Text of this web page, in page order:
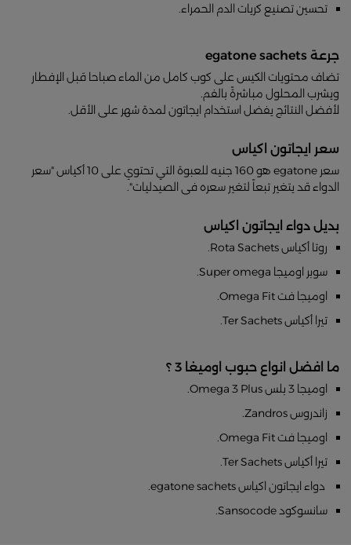
تحسين تصنيع كريات الدم الحمراء.
جرعة egatone sachets
تضاف محتويات الكيس على كوب كامل من الماء صباحا قبل الإفطار
ويشرب المحلول مباشرةً بالفم.
لأفضل النتائج يفضل استخدام ايجاتون لمدة شهر على الأقل.
سعر ايجاتون اكياس
سعر egatone هو 160 جنيه للعبوة التي تحتوي على 10 أكياس "سعر
الدواء قد يتغير تبعاً لتغير سعره فى الصيدليات".
بديل دواء ايجاتون اكياس
روتا أكياس Rota Sachets.
سوبر اوميجا Super omega.
اوميجا فت Omega Fit.
تيرا أكياس Ter Sachets.
ما افضل انواع حبوب اوميغا 3 ؟
اوميجا 3 بلس Omega 3 Plus.
زاندروس Zandros.
اوميجا فت Omega Fit.
تيرا أكياس Ter Sachets.
دواء ايجاتون اكياس egatone sachets.
سانسوكود Sansocode.